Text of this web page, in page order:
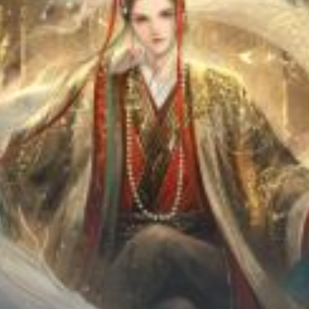
Chữa Lành
Trả Thù
Gia Đình
Hài Hước
Trọng Sinh
Hào Môn Thế Gia
Sảng Văn
Ngược
Xuyên Không
Tiểu Thuyết
Đoản Văn